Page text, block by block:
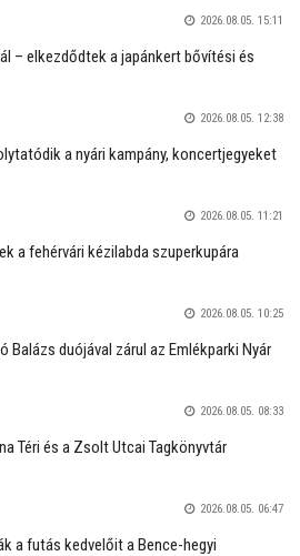
2026.08.05. 15:11
– elkezdődtek a japánkert bővítési és
2026.08.05. 12:38
a nyári kampány, koncertjegyeket
2026.08.05. 11:21
a fehérvári kézilabda szuperkupára
2026.08.05. 10:25
Balázs duójával zárul az Emlékparki Nyár
2026.08.05. 08:33
Téri és a Zsolt Utcai Tagkönyvtár
2026.08.05. 06:47
a futás kedvelőit a Bence-hegyi